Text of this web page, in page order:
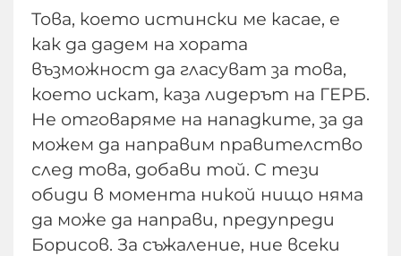
Това, което истински ме касае, е
как да дадем на хората
възможност да гласуват за това,
което искат, каза лидерът на ГЕРБ.
Не отговаряме на нападките, за да
можем да направим правителство
след това, добави той. С тези
обиди в момента никой нищо няма
да може да направи, предупреди
Борисов. За съжаление, ние всеки